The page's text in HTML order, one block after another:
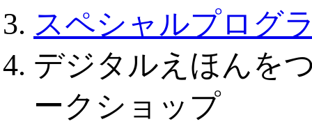
スペシャルプログ
デジタルえほんを
ークショップ